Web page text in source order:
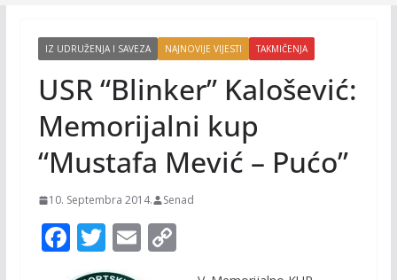
IZ UDRUŽENJA I SAVEZA NAJNOVIJE VIJESTI TAKMIČENJA
USR “Blinker” Kalošević:
Memorijalni kup
“Mustafa Mević – Pućo”
10. Septembra 2014. Senad
F
ac
T
w
E C